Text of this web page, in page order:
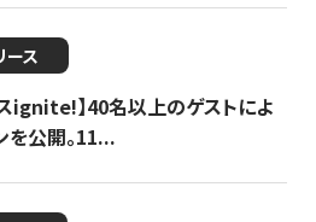
ース
ignite!】40名以上のゲストによ
を公開。11...